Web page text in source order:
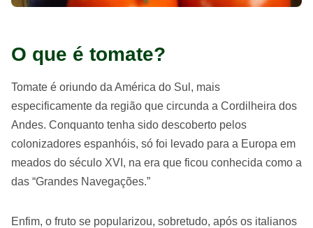
O que é tomate?
Tomate é oriundo da América do Sul, mais
especificamente da região que circunda a Cordilheira dos
Andes. Conquanto tenha sido descoberto pelos
colonizadores espanhóis, só foi levado para a Europa em
meados do século XVI, na era que ficou conhecida como a
das “Grandes Navegações.”
Enfim, o fruto se popularizou, sobretudo, após os italianos